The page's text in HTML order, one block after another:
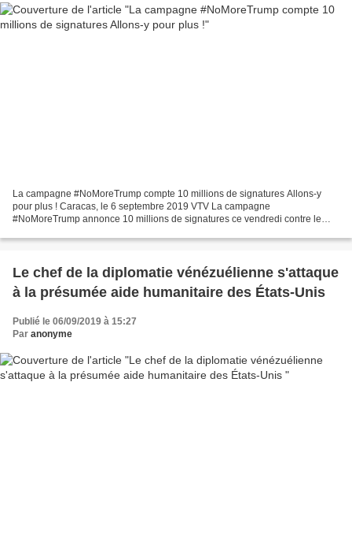
La campagne #NoMoreTrump compte 10 millions de signatures Allons-y
pour plus ! Caracas, le 6 septembre 2019 VTV La campagne
#NoMoreTrump annonce 10 millions de signatures ce vendredi contre le
Le chef de la diplomatie vénézuélienne s'attaque
à la présumée aide humanitaire des États-Unis
Publié le 06/09/2019 à 15:27
Par anonyme